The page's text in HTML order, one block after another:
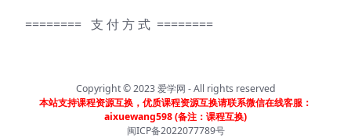
======== 支 付 方 式 ========
Copyright © 2023爱学网 - All rights reserved
本站支持课程资源互换，优质课程资源互换请联系微信在线客服：
aixuewang598 (备注：课程互换)
闽ICP备2022077789号